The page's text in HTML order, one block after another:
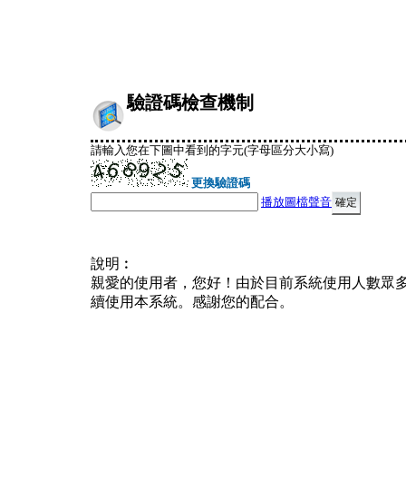
驗證碼檢查機制
請輸入您在下圖中看到的字元(字母區分大小寫)
更換驗證碼
播放圖檔聲音
說明︰
親愛的使用者，您好！由於目前系統使用人數眾
續使用本系統。感謝您的配合。